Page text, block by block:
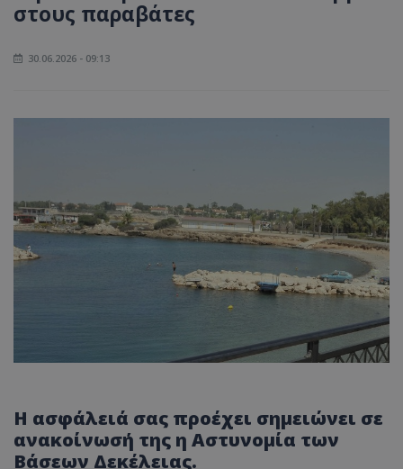
στους παραβάτες
30.06.2026 - 09:13
Η ασφάλειά σας προέχει σημειώνει σε
ανακοίνωσή της η Αστυνομία των
Βάσεων Δεκέλειας.